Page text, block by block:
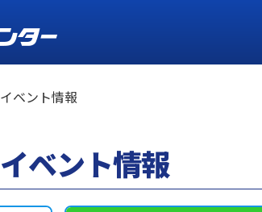
イベント情報
イベント情報